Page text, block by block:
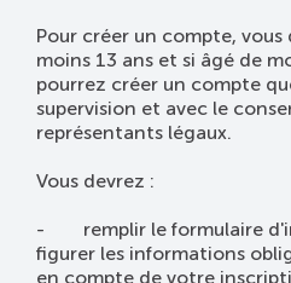
Pour créer un compte,
moins 13 ans et si âgé de
pourrez créer un compte
supervision et avec le
représentants légaux.
Vous devrez :
- remplir le formulaire
figurer les informations
en compte de votre